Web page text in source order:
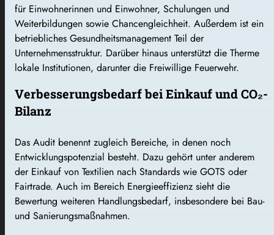
für Einwohnerinnen und Einwohner, Schulungen und
Weiterbildungen sowie Chancengleichheit. Außerdem ist ein
betriebliches Gesundheitsmanagement Teil der
Unternehmensstruktur. Darüber hinaus unterstützt die Therme
lokale Institutionen, darunter die Freiwillige Feuerwehr.
Verbesserungsbedarf bei Einkauf und CO₂-
Bilanz
Das Audit benennt zugleich Bereiche, in denen noch
Entwicklungspotenzial besteht. Dazu gehört unter anderem
der Einkauf von Textilien nach Standards wie GOTS oder
Fairtrade. Auch im Bereich Energieeffizienz sieht die
Bewertung weiteren Handlungsbedarf, insbesondere bei Bau-
und Sanierungsmaßnahmen.